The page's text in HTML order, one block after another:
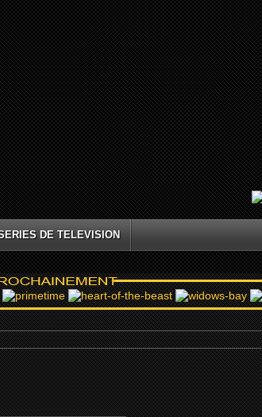
DE TELEVISION